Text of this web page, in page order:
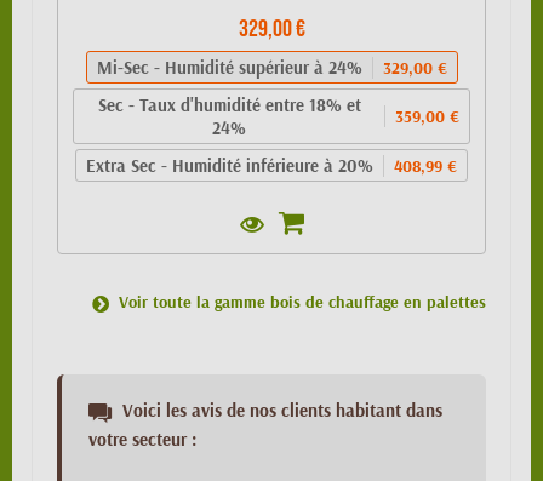
329,00 €
Mi-Sec - Humidité supérieur à 24% 329,00 €
Sec - Taux d'humidité entre 18% et
24%
359,00 €
Extra Sec - Humidité inférieure à 20% 408,99 €
Voir toute la gamme bois de chauffage en palettes
Voici les avis de nos clients habitant dans
votre secteur :